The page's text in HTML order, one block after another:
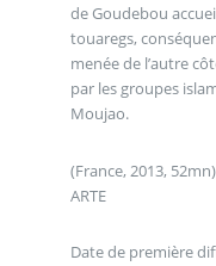
de Goudebou
touaregs,
menée de l’autre
par les groupes
Moujao.
(France, 2013, 52mn)
ARTE
Date de première